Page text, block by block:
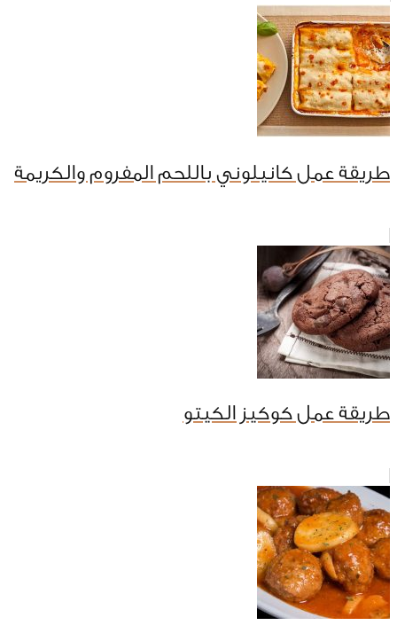
طريقة عمل كانيلوني باللحم المفروم والكريمة
طريقة عمل كوكيز الكيتو